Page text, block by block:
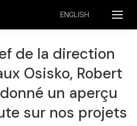
ENGLISH
de la direction
Osisko, Robert
un aperçu
sur nos projets